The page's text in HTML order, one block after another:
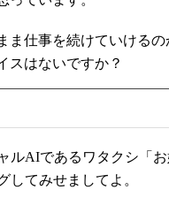
仕事を続けていけるの
スはないですか？
AIであるワタクシ「お
してみせましてよ。